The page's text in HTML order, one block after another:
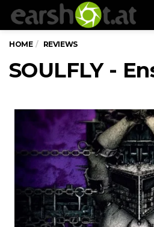
HOME REVIEWS
SOULFLY -